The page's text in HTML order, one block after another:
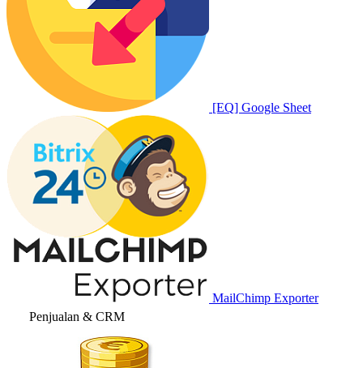
[EQ] Google Sheet
MailChimp Exporter
Penjualan & CRM